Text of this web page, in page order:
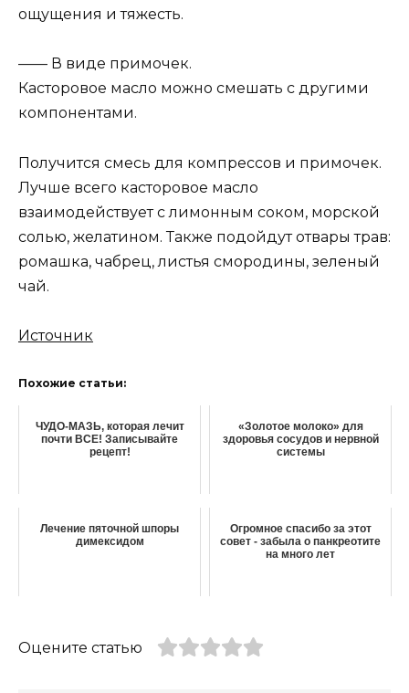
ощущения и тяжесть.
—— В виде примочек.
Касторовое масло можно смешать с другими
компонентами.
Получится смесь для компрессов и примочек.
Лучше всего касторовое масло
взаимодействует с лимонным соком, морской
солью, желатином. Также подойдут отвары трав:
ромашка, чабрец, листья смородины, зеленый
чай.
Источник
Похожие статьи:
ЧУДО-МАЗЬ, которая лечит
почти ВСЕ! Записывайте
рецепт!
«Золотое молоко» для
здоровья сосудов и нервной
системы
Лечение пяточной шпоры
димексидом
Огромное спасибо за этот
совет - забыла о панкреотите
на много лет
Оцените статью